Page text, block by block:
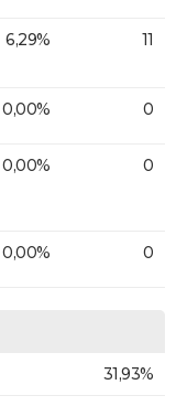
6,29% 11
0,00% 0
0,00% 0
0,00% 0
31,93%